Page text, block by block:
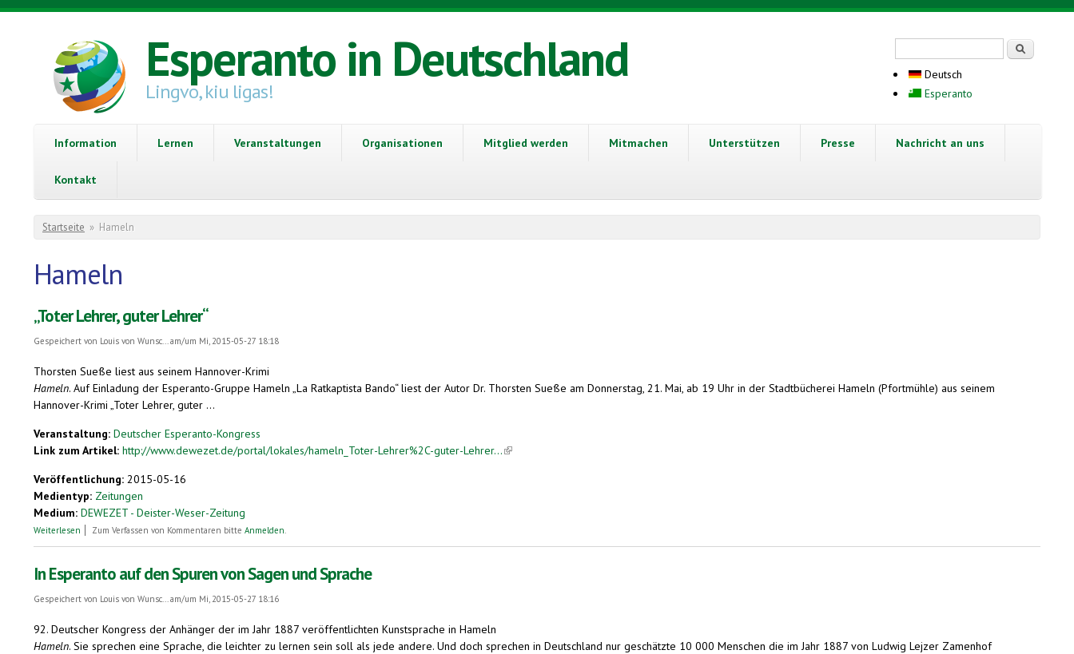
Direkt zum Inhalt
Esperanto in Deutschland
Lingvo, kiu ligas!
Deutsch
Esperanto
Information Lernen Veranstaltungen Organisationen Mitglied werden Mitmachen Unterstützen Presse Nachricht an uns
Kontakt
Sie sind hier
Startseite » Hameln
Hameln
„Toter Lehrer, guter Lehrer“
Gespeichert von Louis von Wunsc...am/um Mi, 2015-05-27 18:18
Thorsten Sueße liest aus seinem Hannover-Krimi
Hameln. Auf Einladung der Esperanto-Gruppe Hameln „La Ratkaptista Bando“ liest der Autor Dr. Thorsten Sueße am Donnerstag, 21. Mai, ab 19 Uhr in der Stadtbücherei Hameln (Pfortmühle) aus seinem
Hannover-Krimi „Toter Lehrer, guter ...
Veranstaltung: Deutscher Esperanto-Kongress
Link zum Artikel: http://www.dewezet.de/portal/lokales/hameln_Toter-Lehrer%2C-guter-Lehrer...(link is external)
Veröffentlichung: 2015-05-16
Medientyp: Zeitungen
Medium: DEWEZET - Deister-Weser-Zeitung
Weiterlesen über „Toter Lehrer, guter Lehrer“
Zum Verfassen von Kommentaren bitte Anmelden.
In Esperanto auf den Spuren von Sagen und Sprache
Gespeichert von Louis von Wunsc...am/um Mi, 2015-05-27 18:16
92. Deutscher Kongress der Anhänger der im Jahr 1887 veröffentlichten Kunstsprache in Hameln
Hameln. Sie sprechen eine Sprache, die leichter zu lernen sein soll als jede andere. Und doch sprechen in Deutschland nur geschätzte 10 000 Menschen die im Jahr 1887 von Ludwig Lejzer Zamenhof